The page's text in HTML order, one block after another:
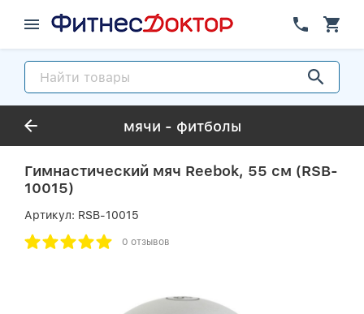
мячи - фитболы
Гимнастический мяч Reebok, 55 см (RSB-
10015)
Артикул: RSB-10015
0 отзывов